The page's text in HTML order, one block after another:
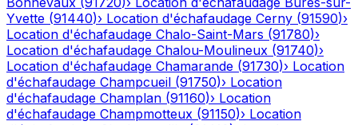
Yvette (91440)› Location d'échafaudage Cerny (91590)›
Location d'échafaudage Chalo-Saint-Mars (91780)›
Location d'échafaudage Chalou-Moulineux (91740)›
Location d'échafaudage Chamarande (91730)› Location
d'échafaudage Champcueil (91750)› Location
d'échafaudage Champlan (91160)› Location
d'échafaudage Champmotteux (91150)› Location